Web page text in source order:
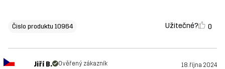
Čislo produktu 10964 Užitečné? 0
Jiří B. Ověřený zákazník 18. října 2024